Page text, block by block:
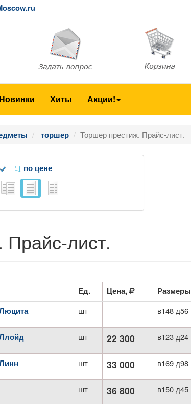
Новинки Хиты Акции!
торшер Торшер престиж. Прайс-лист.
по цене
лист.
Ед. Цена, Размеры
шт в148 д56
шт 22 300 в123 д24
шт 33 000 в169 д98
шт 36 800 в150 д45